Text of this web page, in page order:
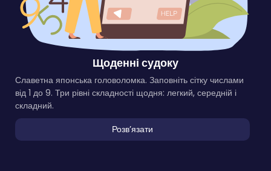
Щоденні судоку
Славетна японська головоломка. Заповніть сітку числами
від 1 до 9. Три рівні складності щодня: легкий, середній і
складний.
Розвʼязати